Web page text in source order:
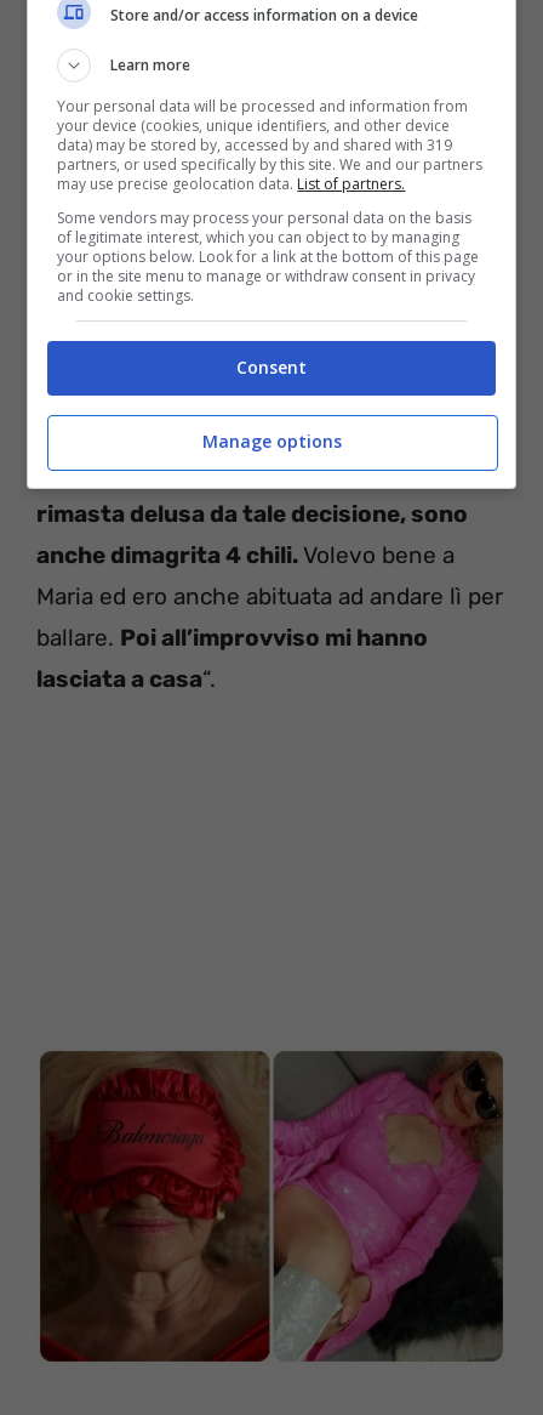
sparita dalle scene
La donna, dopo la sua sparizione, ma anche
prima per la verità,ha attaccato
direttamente siaQueen Mary, che le sue
trasmissioni, oltre che le Reti Mediaset,
ree- secondo lei- di non aver pagato le sue
partecipazioni. Fatto sta che dopo aver
fatto queste dichiarazioni,è letteralmente
sparita dalla TV.E in nessun altra
trasmissione l’hanno più richiamata. A tal
proposito la donna ha dichiarato poi: “Sono
rimasta delusa da tale decisione, sono
anche dimagrita 4 chili. Volevo bene a
Maria ed ero anche abituata ad andare lì per
ballare. Poi all’improvviso mi hanno
lasciata a casa“.
Store and/or access information on a device
Learn more
Your personal data will be processed and information from
your device (cookies, unique identifiers, and other device
data) may be stored by, accessed by and shared with 319
partners, or used specifically by this site. We and our partners
may use precise geolocation data. List of partners.
Some vendors may process your personal data on the basis
of legitimate interest, which you can object to by managing
your options below. Look for a link at the bottom of this page
or in the site menu to manage or withdraw consent in privacy
and cookie settings.
Consent
Manage options